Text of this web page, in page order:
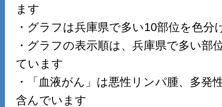
ます
・グラフは兵庫県で多い10部位を色分
・グラフの表示順は、兵庫県で多い部
ています
・「血液がん」は悪性リンパ腫、多発
含んでいます